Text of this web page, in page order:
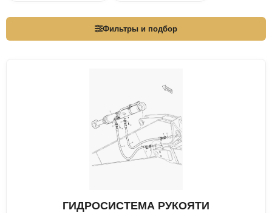
Фильтры и подбор
ГИДРОСИСТЕМА РУКОЯТИ